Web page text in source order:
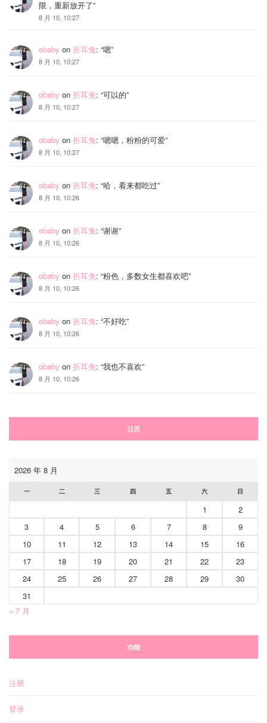
限，重新放开了”
8 月 10, 10:27
obaby on 折耳兔: “嗯”
8 月 10, 10:27
obaby on 折耳兔: “可以的”
8 月 10, 10:27
obaby on 折耳兔: “嗯嗯，粉粉的可爱”
8 月 10, 10:27
obaby on 折耳兔: “哈，看来都吃过”
8 月 10, 10:26
obaby on 折耳兔: “谢谢”
8 月 10, 10:26
obaby on 折耳兔: “粉色，多数女生都喜欢吧”
8 月 10, 10:26
obaby on 折耳兔: “不好吃”
8 月 10, 10:26
obaby on 折耳兔: “我也不喜欢”
8 月 10, 10:26
日历
2026 年 8 月
一 二 三 四 五 六 日
1
2
3
4 5 6 7 8
9
10
11 12 13 14 15
16
17
18 19 20 21 22
23
24
25 26 27 28 29
30
31
« 7 月
功能
注册
登录